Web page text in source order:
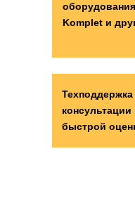
Komplet и
быстрой